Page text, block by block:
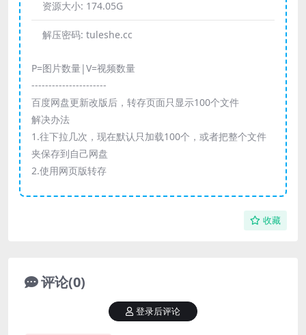
资源大小: 174.05G
解压密码: tuleshe.cc
P=图片数量|V=视频数量
----------------------
百度网盘更新改版后，转存页面只显示100个文件
解决办法
1.往下拉几次，现在默认只加载100个，或者把整个文件
夹保存到自己网盘
2.使用网页版转存
收藏
评论(0)
登录后评论